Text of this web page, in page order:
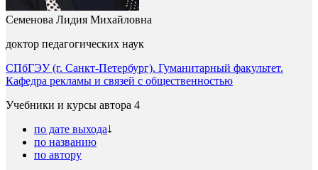
Семенова Лидия Михайловна
доктор педагогических наук
СПбГЭУ (г. Санкт-Петербург). Гуманитарный факультет.
Кафедра рекламы и связей с общественностью
Учебники и курсы автора 4
по дате выхода
по названию
по автору